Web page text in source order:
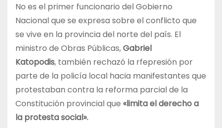
No es el primer funcionario del Gobierno
Nacional que se expresa sobre el conflicto que
se vive en la provincia del norte del país. El
ministro de Obras Públicas,Gabriel
Katopodis, también rechazó la rfepresión por
parte de la policía local hacia manifestantes que
protestaban contra la reforma parcial de la
Constitución provincial que «limita el derecho a
la protesta social».